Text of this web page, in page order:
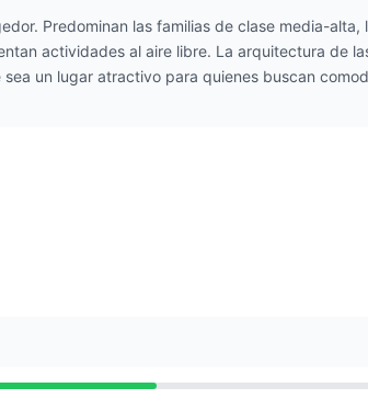
Predominan las familias de clase media-
actividades al aire libre. La arquitectura de
un lugar atractivo para quienes buscan